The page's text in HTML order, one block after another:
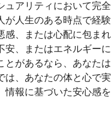
ュアリティにおいて完全
が人生のある時点で経験
感、または心配に包まれ
安、またはエネルギーに
とがあるなら、あなたは
は、あなたの体と心で実
情報に基づいた安心感を